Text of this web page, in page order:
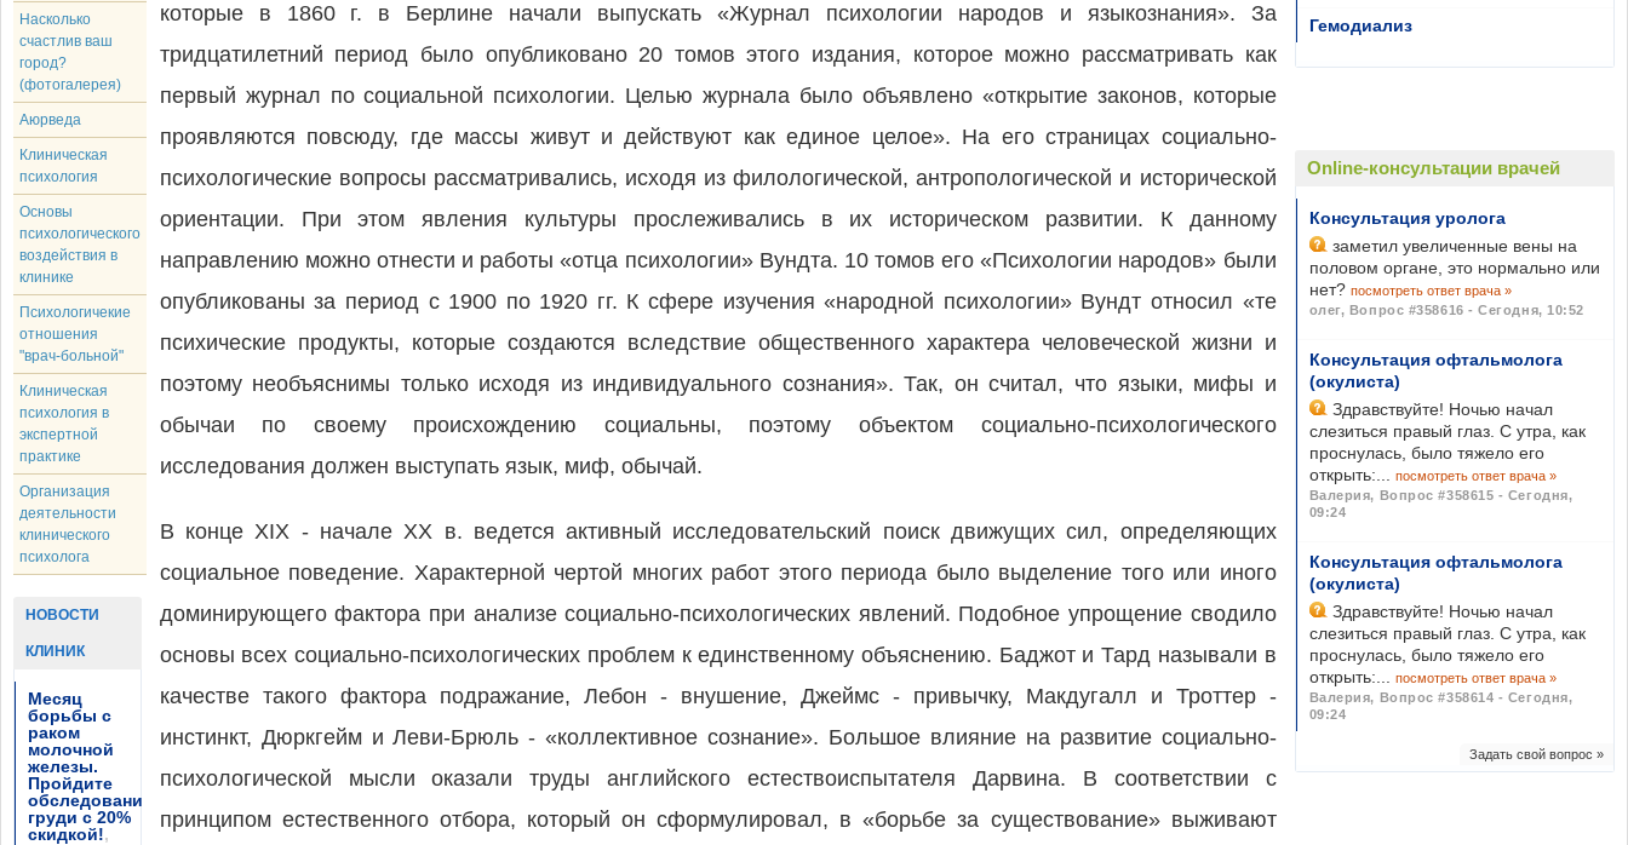
Насколько
счастлив ваш
город?
(фотогалерея)
Аюрведа
Клиническая
психология
Основы
психологического
воздействия в
клинике
Психологичекие
отношения
"врач-больной"
Клиническая
психология в
экспертной
практике
Организация
деятельности
клинического
психолога
НОВОСТИ
КЛИНИК
Месяц
борьбы с
раком
молочной
железы.
Пройдите
обследование
груди с 20%
скидкой!,
которые в 1860 г. в Берлине начали выпускать «Журнал психологии народов и языкознания». За
тридцатилетний период было опубликовано 20 томов этого издания, которое можно рассматривать как
первый журнал по социальной психологии. Целью журнала было объявлено «открытие законов, которые
проявляются повсюду, где массы живут и действуют как единое целое». На его страницах социально-
психологические вопросы рассматривались, исходя из филологической, антропологической и исторической
ориентации. При этом явления культуры прослеживались в их историческом развитии. К данному
направлению можно отнести и работы «отца психологии» Вундта. 10 томов его «Психологии народов» были
опубликованы за период с 1900 по 1920 гг. К сфере изучения «народной психологии» Вундт относил «те
психические продукты, которые создаются вследствие общественного характера человеческой жизни и
поэтому необъяснимы только исходя из индивидуального сознания». Так, он считал, что языки, мифы и
обычаи по своему происхождению социальны, поэтому объектом социально-психологического
исследования должен выступать язык, миф, обычай.
В конце XIX - начале XX в. ведется активный исследовательский поиск движущих сил, определяющих
социальное поведение. Характерной чертой многих работ этого периода было выделение того или иного
доминирующего фактора при анализе социально-психологических явлений. Подобное упрощение сводило
основы всех социально-психологических проблем к единственному объяснению. Баджот и Тард называли в
качестве такого фактора подражание, Лебон - внушение, Джеймс - привычку, Макдугалл и Троттер -
инстинкт, Дюркгейм и Леви-Брюль - «коллективное сознание». Большое влияние на развитие социально-
психологической мысли оказали труды английского естествоиспытателя Дарвина. В соответствии с
принципом естественного отбора, который он сформулировал, в «борьбе за существование» выживают
Гемодиализ
Online-консультации врачей
Консультация уролога
заметил увеличенные вены на
половом органе, это нормально или
нет? посмотреть ответ врача »
олег, Вопрос #358616 - Сегодня, 10:52
Консультация офтальмолога
(окулиста)
Здравствуйте! Ночью начал
слезиться правый глаз. С утра, как
проснулась, было тяжело его
открыть:...
посмотреть ответ врача »
Валерия, Вопрос #358615 - Сегодня,
09:24
Консультация офтальмолога
(окулиста)
Здравствуйте! Ночью начал
слезиться правый глаз. С утра, как
проснулась, было тяжело его
открыть:...
посмотреть ответ врача »
Валерия, Вопрос #358614 - Сегодня,
09:24
Задать свой вопрос »